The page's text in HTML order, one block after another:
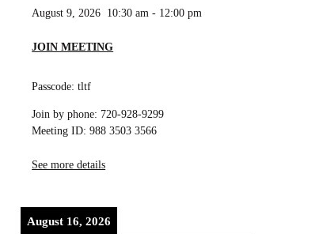
August 9, 2026 10:30 am - 12:00 pm
JOIN MEETING
Passcode: tltf
Join by phone: 720-928-9299
Meeting ID: 988 3503 3566
See more details
August 16, 2026